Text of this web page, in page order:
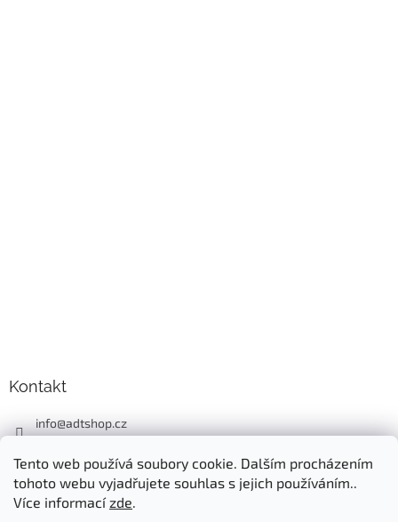
Tento web používá soubory cookie. Dalším procházením
tohoto webu vyjadřujete souhlas s jejich používáním..
Více informacízde.
Kontakt
info@adtshop.cz
+420724549949